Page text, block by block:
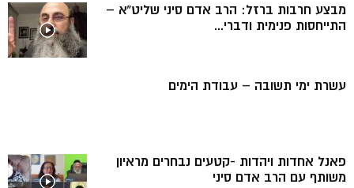
מבצע חרבות ברזל: הרב אדם סיני שליט”א –
התייחסות פנימית ודברי...
עשרת ימי תשובה – עבודת הימים
פאנל אחדות ויהדות -קטעים נבחרים מראיון
משותף עם הרב אדם סיני